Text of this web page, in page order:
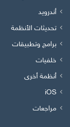
أندرويد
تحديثات الأنظمة
برامج وتطبيقات
خلفيات
أنظمة أخرى
iOS
مراجعات